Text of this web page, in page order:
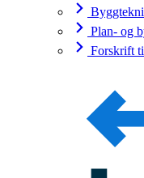
Plan- og
Forskrift